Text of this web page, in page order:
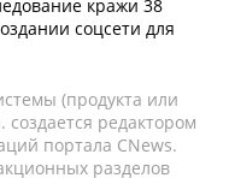
кражи 38
соцсети для
(продукта или
создается редактором
портала CNews.
разделов